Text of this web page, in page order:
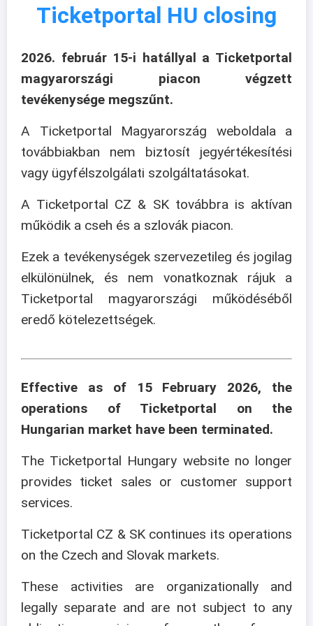
Ticketportal HU closing
2026. február 15-i hatállyal a Ticketportal
magyarországi piacon végzett
tevékenysége megszűnt.
A Ticketportal Magyarország weboldala a
továbbiakban nem biztosít jegyértékesítési
vagy ügyfélszolgálati szolgáltatásokat.
A Ticketportal CZ & SK továbbra is aktívan
működik a cseh és a szlovák piacon.
Ezek a tevékenységek szervezetileg és jogilag
elkülönülnek, és nem vonatkoznak rájuk a
Ticketportal magyarországi működéséből
eredő kötelezettségek.
Effective as of 15 February 2026, the
operations of Ticketportal on the
Hungarian market have been terminated.
The Ticketportal Hungary website no longer
provides ticket sales or customer support
services.
Ticketportal CZ & SK continues its operations
on the Czech and Slovak markets.
These activities are organizationally and
legally separate and are not subject to any